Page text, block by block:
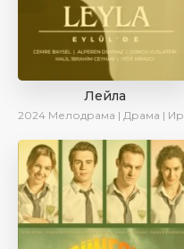
Лейла
2024 Мелодрама | Драма | Ирина Котова | AveTurk | AlisaDirilis | Сериалы 2024